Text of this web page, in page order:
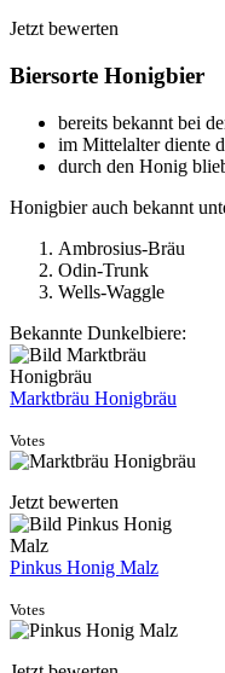
Jetzt bewerten
Biersorte Honigbier
bereits bekannt bei
im Mittelalter diente
durch den Honig
Honigbier auch bekannt
Ambrosius-Bräu
Odin-Trunk
Wells-Waggle
Bekannte Dunkelbiere:
Marktbräu Honigbräu
Votes
Jetzt bewerten
Pinkus Honig Malz
Votes